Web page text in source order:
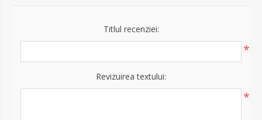
Titlul recenziei:
*
Revizuirea textului:
*